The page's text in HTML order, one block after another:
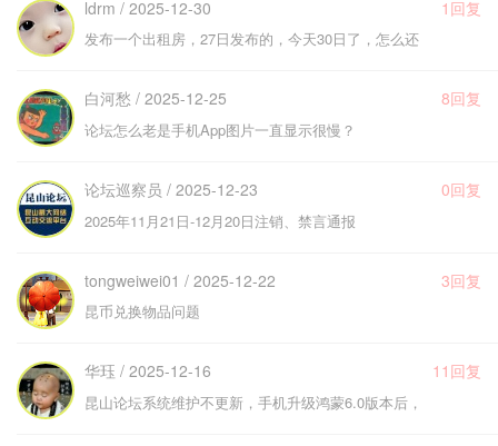
ldrm / 2025-12-30 1回复
发布一个出租房，27日发布的，今天30日了，怎么还
白河愁 / 2025-12-25 8回复
论坛怎么老是手机App图片一直显示很慢？
论坛巡察员 / 2025-12-23 0回复
2025年11月21日-12月20日注销、禁言通报
tongweiwei01 / 2025-12-22 3回复
昆币兑换物品问题
华珏 / 2025-12-16 11回复
昆山论坛系统维护不更新，手机升级鸿蒙6.0版本后，